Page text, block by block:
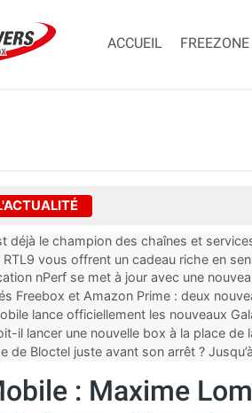
ACCUEIL FREEZONE
déjà le champion des chaînes et
au moin...
RTL9 vous offrent un cadeau riche en
nPerf se met à jour avec une
Orange, SFR ...
Freebox et Amazon Prime : deux
lance officiellement les nouveaux
et des cadeaux
il lancer une nouvelle box à la place de
de Bloctel juste avant son arrêt ?
: Maxime